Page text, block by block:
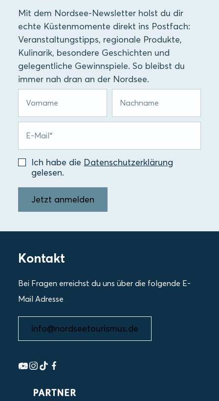
Mit dem Nordsee-Newsletter holst du dir
echte Küstenmomente direkt ins Postfach:
Veranstaltungstipps, regionale Produkte,
Kulinarik, besondere Geschichten und
gelegentliche Gewinnspiele. So bleibst du
immer nah dran an der Nordsee.
Ich habe die Datenschutzerklärung
gelesen.
Jetzt anmelden
Kontakt
Bei Fragen erreichst du uns über die folgende E-
Mail Adresse
info@nordseetourismus.de